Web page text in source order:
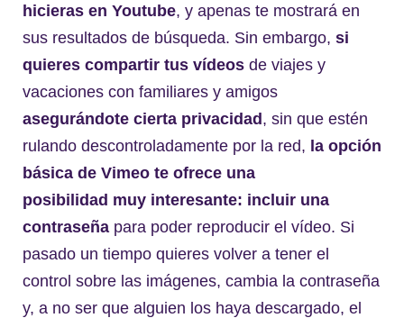
hicieras en Youtube, y apenas te mostrará en
sus resultados de búsqueda. Sin embargo, si
quieres compartir tus vídeos de viajes y
vacaciones con familiares y amigos
asegurándote cierta privacidad, sin que estén
rulando descontroladamente por la red, la opción
básica de Vimeo te ofrece una
posibilidad muy interesante: incluir una
contraseña para poder reproducir el vídeo. Si
pasado un tiempo quieres volver a tener el
control sobre las imágenes, cambia la contraseña
y, a no ser que alguien los haya descargado, el